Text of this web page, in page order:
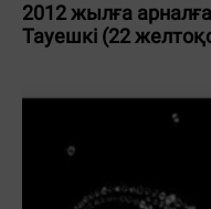
2012 жылға
Тауешкі (22